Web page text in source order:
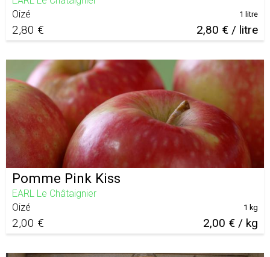
Oizé
2,80 € 2,80 € / litre
1 litre
Pomme Pink Kiss
EARL Le Châtaignier
Oizé
2,00 € 2,00 € / kg
1 kg